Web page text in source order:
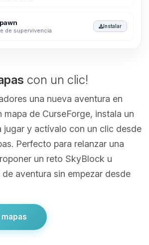
de supervivencia
Instalar
con un clic!
una nueva aventura en
mapa de CurseForge, instala un
jugar y actívalo con un clic desde
Perfecto para relanzar una
un reto SkyBlock u
aventura sin empezar desde